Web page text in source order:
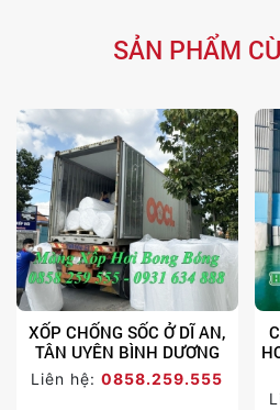
SẢN PHẨM
XỐP CHỐNG SỐC Ở DĨ AN,
TÂN UYÊN BÌNH DƯƠNG
Liên hệ:0858.259.555